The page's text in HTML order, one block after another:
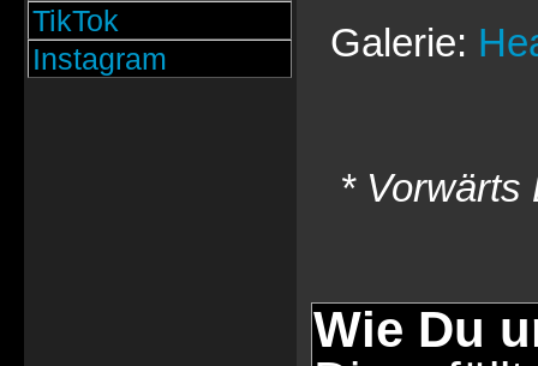
TikTok
Instagram
Galerie:
* Vorwärts
Wie Du